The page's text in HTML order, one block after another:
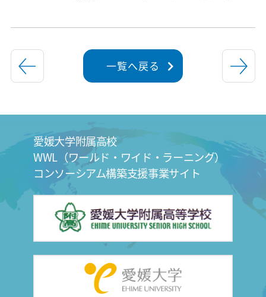
一覧へ戻る
愛媛大学附属高校
WWL（ワールド・ワイド・ラーニング）
コンソーシアム構築支援事業サイト